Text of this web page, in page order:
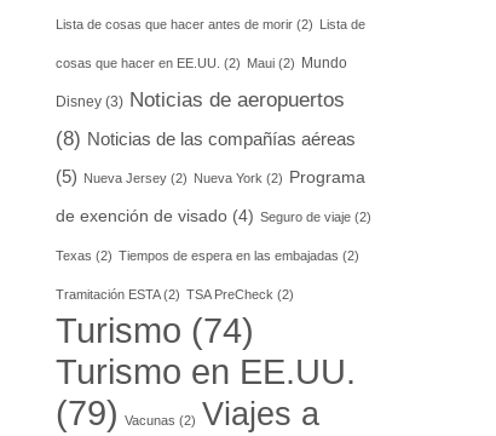
Lista de cosas que hacer antes de morir(2) Lista de
cosas que hacer en EE.UU. (2) Maui(2) Mundo
Disney(3) Noticias de aeropuertos
(8) Noticias de las compañías aéreas
(5) Nueva Jersey(2) Nueva York (2) Programa
de exención de visado(4) Seguro de viaje(2)
Texas (2) Tiempos de espera en las embajadas (2)
Tramitación ESTA(2) TSA PreCheck (2)
Turismo (74)
Turismo en EE.UU.
(79) Vacunas (2) Viajes a